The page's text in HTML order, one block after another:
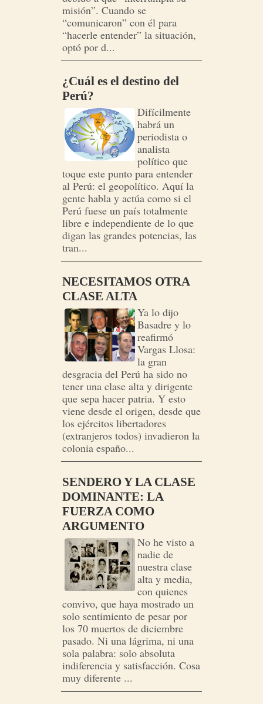
misión”. Cuando se
“comunicaron” con él para
“hacerle entender” la situación,
optó por d...
¿Cuál es el destino del
Perú?
Difícilmente
habrá un
periodista o
analista
político que
toque este punto para entender
al Perú: el geopolítico. Aquí la
gente habla y actúa como si el
Perú fuese un país totalmente
libre e independiente de lo que
digan las grandes potencias, las
tran...
NECESITAMOS OTRA
CLASE ALTA
Ya lo dijo
Basadre y lo
reafirmó
Vargas Llosa:
la gran
desgracia del Perú ha sido no
tener una clase alta y dirigente
que sepa hacer patria. Y esto
viene desde el origen, desde que
los ejércitos libertadores
(extranjeros todos) invadieron la
colonia españo...
SENDERO Y LA CLASE
DOMINANTE: LA
FUERZA COMO
ARGUMENTO
No he visto a
nadie de
nuestra clase
alta y media,
con quienes
convivo, que haya mostrado un
solo sentimiento de pesar por
los 70 muertos de diciembre
pasado. Ni una lágrima, ni una
sola palabra: solo absoluta
indiferencia y satisfacción. Cosa
muy diferente ...